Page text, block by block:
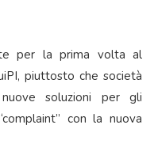
per la prima volta al
piuttosto che società
soluzioni per gli
con la nuova